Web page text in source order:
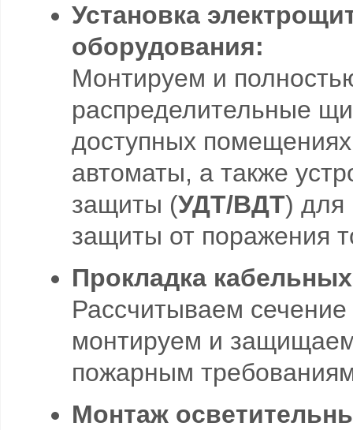
Установка
оборудования:
Монтируем и
распределительные
доступных
автоматы, а также
защиты (УДТ/ВДТ) для
защиты от поражения
Прокладка
Рассчитываем
монтируем и
пожарным
Монтаж